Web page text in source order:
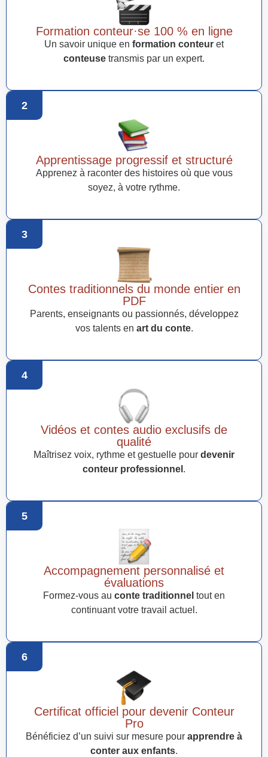
Formation conteur·se 100 % en ligne
Un savoir unique en formation conteur et
conteuse transmis par un expert.
2
Apprentissage progressif et structuré
Apprenez à raconter des histoires où que vous
soyez, à votre rythme.
3
Contes traditionnels du monde entier en
PDF
Parents, enseignants ou passionnés, développez
vos talents en art du conte.
4
Vidéos et contes audio exclusifs de
qualité
Maîtrisez voix, rythme et gestuelle pour devenir
conteur professionnel .
5
Accompagnement personnalisé et
évaluations
Formez-vous au conte traditionnel tout en
continuant votre travail actuel.
6
Certificat officiel pour devenir Conteur
Pro
Bénéficiez d’un suivi sur mesure pour apprendre à
conter aux enfants.